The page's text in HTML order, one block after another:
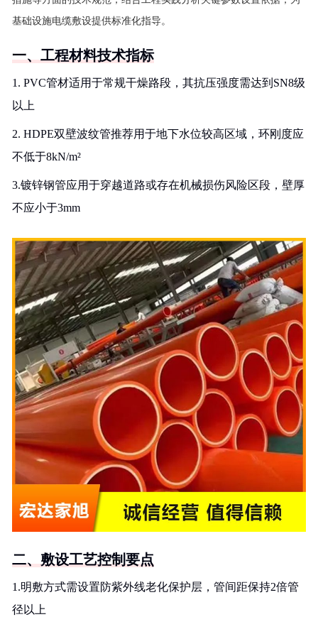
基础设施电缆敷设提供标准化指导。
一、工程材料技术指标
1. PVC管材适用于常规干燥路段，其抗压强度需达到SN8级
以上
2. HDPE双壁波纹管推荐用于地下水位较高区域，环刚度应
不低于8kN/m²
3.镀锌钢管应用于穿越道路或存在机械损伤风险区段，壁厚
不应小于3mm
二、敷设工艺控制要点
1.明敷方式需设置防紫外线老化保护层，管间距保持2倍管
径以上